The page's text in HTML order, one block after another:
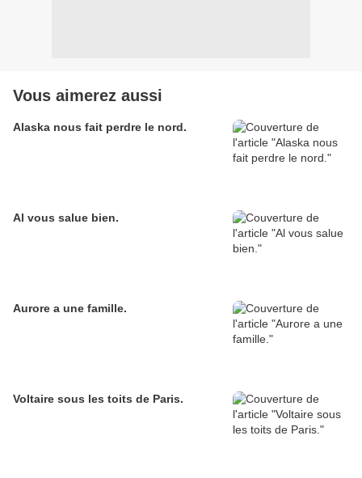
Vous aimerez aussi
Alaska nous fait perdre le nord.
Al vous salue bien.
Aurore a une famille.
Voltaire sous les toits de Paris.